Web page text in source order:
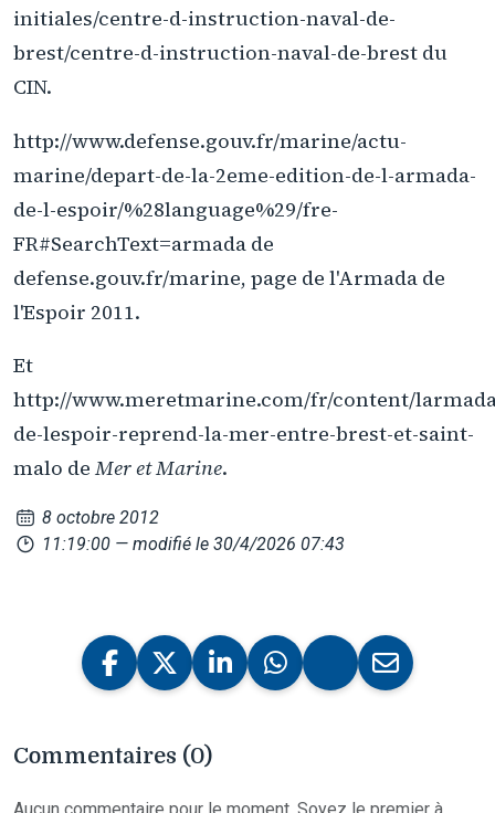
initiales/centre-d-instruction-naval-de-
brest/centre-d-instruction-naval-de-brest du
CIN.
http://www.defense.gouv.fr/marine/actu-
marine/depart-de-la-2eme-edition-de-l-armada-
de-l-espoir/%28language%29/fre-
FR#SearchText=armada de
defense.gouv.fr/marine, page de l'Armada de
l'Espoir 2011.
Et
http://www.meretmarine.com/fr/content/
de-lespoir-reprend-la-mer-entre-brest-et-saint-
malo de Mer et Marine.
8 octobre 2012
11:19:00 — modifié le 30/4/2026 07:43
Commentaires (0)